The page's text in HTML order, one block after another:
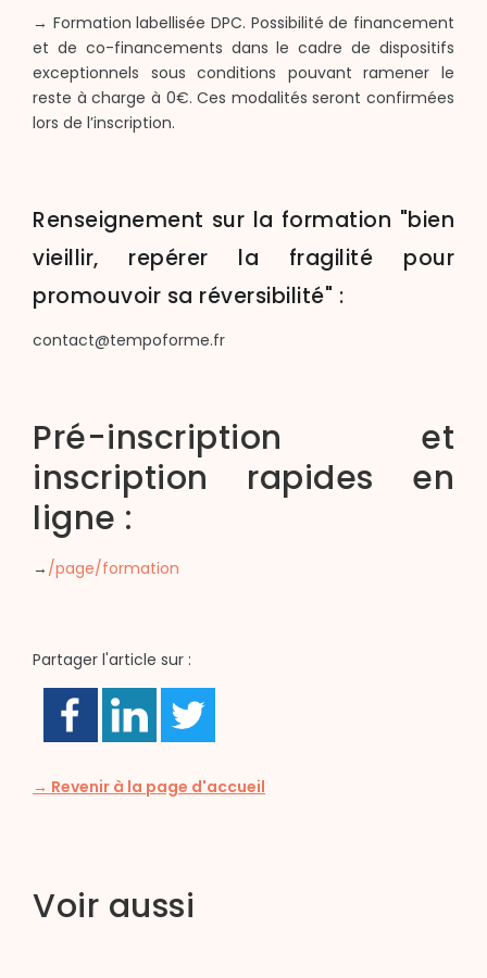
→ Formation labellisée DPC. Possibilité de financement
et de co-financements dans le cadre de dispositifs
exceptionnels sous conditions pouvant ramener le
reste à charge à 0€. Ces modalités seront confirmées
lors de l’inscription.
Renseignement sur la formation "bien
vieillir, repérer la fragilité pour
promouvoir sa réversibilité" :
contact@tempoforme.fr
Pré-inscription et
inscription rapides en
ligne :
→ /page/formation
Partager l'article sur :
→ Revenir à la page d'accueil
Voir aussi